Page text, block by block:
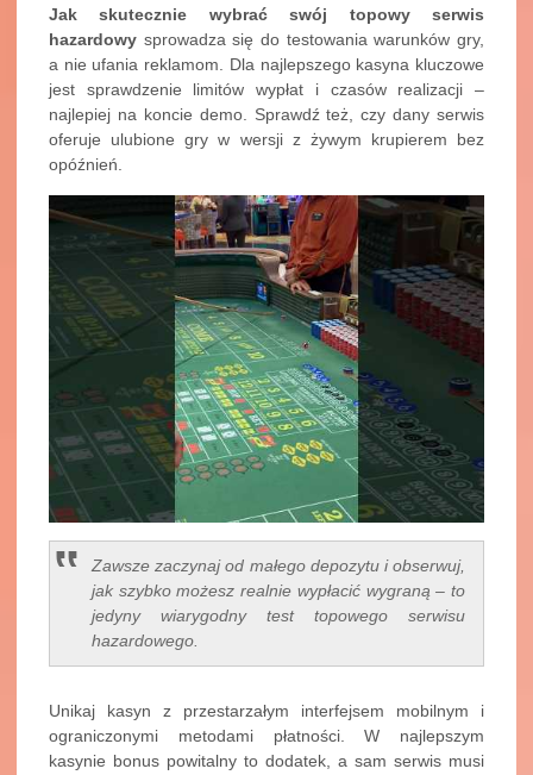
Jak skutecznie wybrać swój topowy serwis
hazardowy sprowadza się do testowania warunków gry,
a nie ufania reklamom. Dla najlepszego kasyna kluczowe
jest sprawdzenie limitów wypłat i czasów realizacji –
najlepiej na koncie demo. Sprawdź też, czy dany serwis
oferuje ulubione gry w wersji z żywym krupierem bez
opóźnień.
Zawsze zaczynaj od małego depozytu i obserwuj,
jak szybko możesz realnie wypłacić wygraną – to
jedyny wiarygodny test topowego serwisu
hazardowego.
Unikaj kasyn z przestarzałym interfejsem mobilnym i
ograniczonymi metodami płatności. W najlepszym
kasynie bonus powitalny to dodatek, a sam serwis musi